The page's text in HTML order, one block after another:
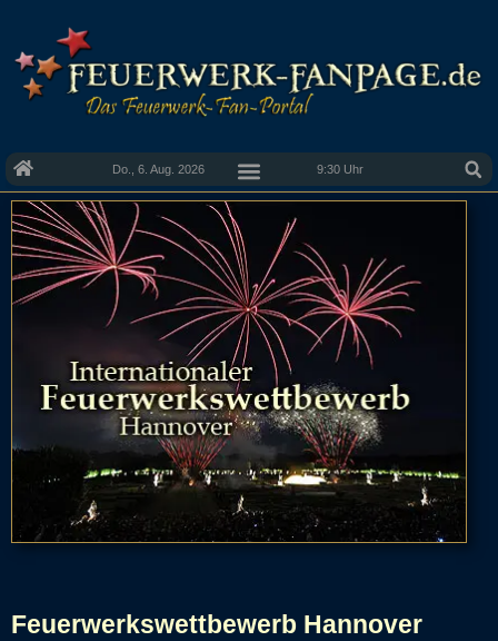
Do., 6. Aug. 2026 9:30 Uhr
Feuerwerkswettbewerb Hannover